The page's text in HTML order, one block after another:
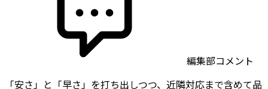
編集部コメント
「安さ」と「早さ」を打ち出しつつ、近隣対応まで含めて品